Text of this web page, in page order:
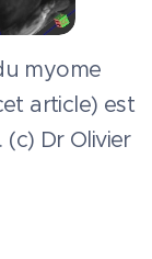
myome
article) est
Dr Olivier